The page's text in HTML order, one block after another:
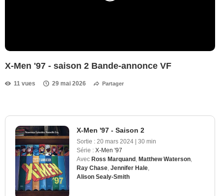
X-Men '97 - saison 2 Bande-annonce VF
11 vues 29 mai 2026 Partager
X-Men '97 - Saison 2
Sortie : 20 mars 2024 | 30 min
Série : X-Men '97
Avec Ross Marquand Matthew Waterson
Ray Chase Jennifer Hale
Alison Sealy-Smith